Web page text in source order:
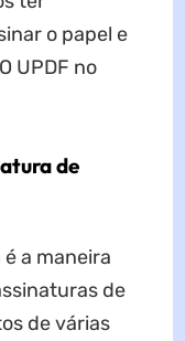
o papel e
UPDF no
de
a maneira
de
de várias